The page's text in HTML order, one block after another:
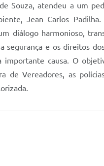
Souza, atendeu a um
Jean Carlos Padilha.
diálogo harmonioso,
segurança e os direitos
causa. O
de Vereadores, as